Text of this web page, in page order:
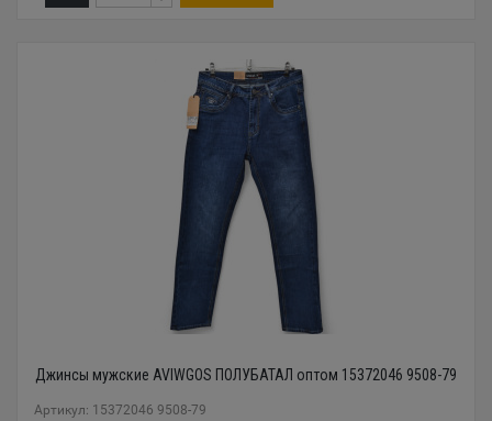
Джинсы мужские AVIWGOS ПОЛУБАТАЛ оптом 15372046 9508-79
Артикул: 15372046 9508-79